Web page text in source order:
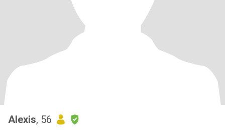
Alexis, 56